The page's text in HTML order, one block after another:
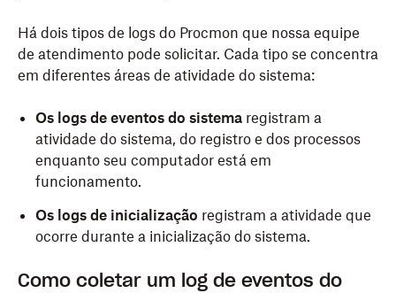
Há dois tipos de logs do Procmon que nossa equipe
de atendimento pode solicitar. Cada tipo se concentra
em diferentes áreas de atividade do sistema:
Os logs de eventos do sistema registram a
atividade do sistema, do registro e dos processos
enquanto seu computador está em
funcionamento.
Os logs de inicialização registram a atividade que
ocorre durante a inicialização do sistema.
Como coletar um log de eventos do